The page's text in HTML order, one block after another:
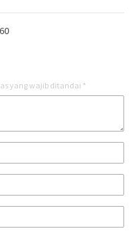
yang wajib ditandai *